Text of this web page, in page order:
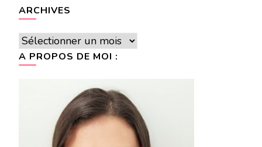
ARCHIVES
Archives
A PROPOS DE MOI :